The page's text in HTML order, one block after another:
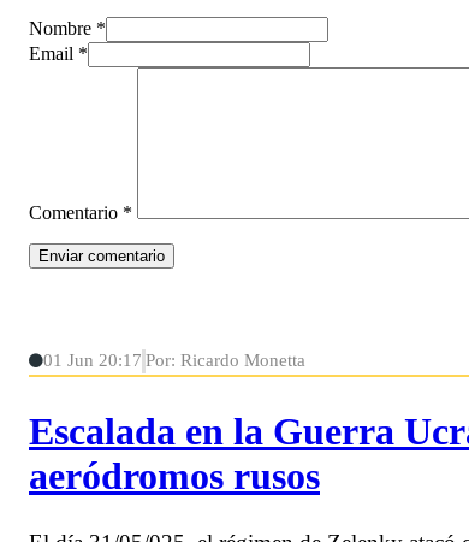
Nombre *
Email *
Comentario *
01 Jun 20:17 Por: Ricardo Monetta
Escalada en la Guerra
aeródromos rusos